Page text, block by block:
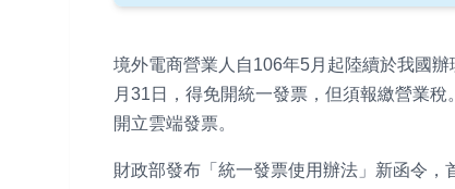
境外電商營業人自106年5月起陸續於我國
月31日，得免開統一發票，但須報繳營業
開立雲端發票。
財政部發布「統一發票使用辦法」新函令